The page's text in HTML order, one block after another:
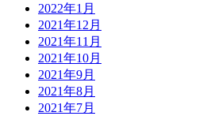
2022年1月
2021年12月
2021年11月
2021年10月
2021年9月
2021年8月
2021年7月